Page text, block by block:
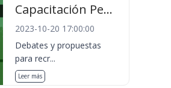
Capacitación Pe...
2023-10-20 17:00:00
Debates y propuestas
para recr...
Leer más